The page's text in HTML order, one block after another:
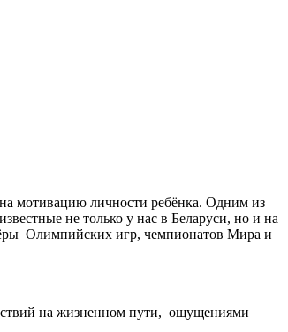
мотивацию личности ребёнка. Одним из
не только у нас в Беларуси, но и на
Олимпийских игр, чемпионатов Мира и
на жизненном пути, ощущениями